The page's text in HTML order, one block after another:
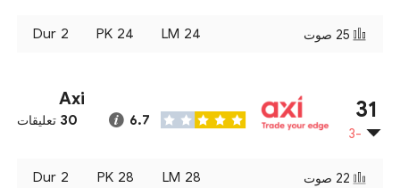
25 صوت 24
LM
24
PK
2
Dur
31
-3
Axi
6.7
30 تعليقات
22 صوت 28
LM
28
PK
2
Dur